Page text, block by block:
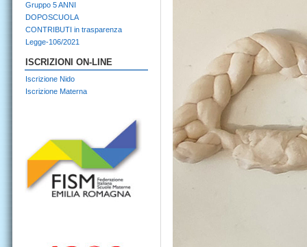
Gruppo 5 ANNI
DOPOSCUOLA
CONTRIBUTI in trasparenza
Legge-106/2021
ISCRIZIONI ON-LINE
Iscrizione Nido
Iscrizione Materna